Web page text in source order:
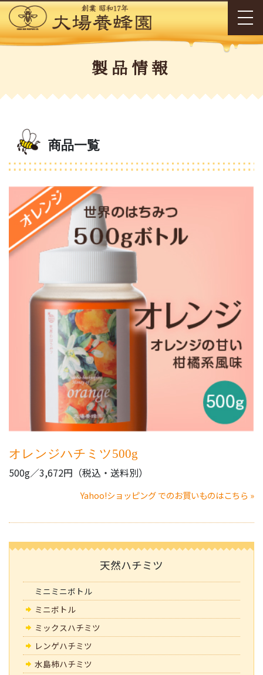
製品情報
商品一覧
オレンジハチミツ500g
500g／3,672円（税込・送料別）
Yahoo!ショッピング でのお買いものはこちら »
天然ハチミツ
ミニミニボトル
ミニボトル
ミックスハチミツ
レンゲハチミツ
水島柿ハチミツ